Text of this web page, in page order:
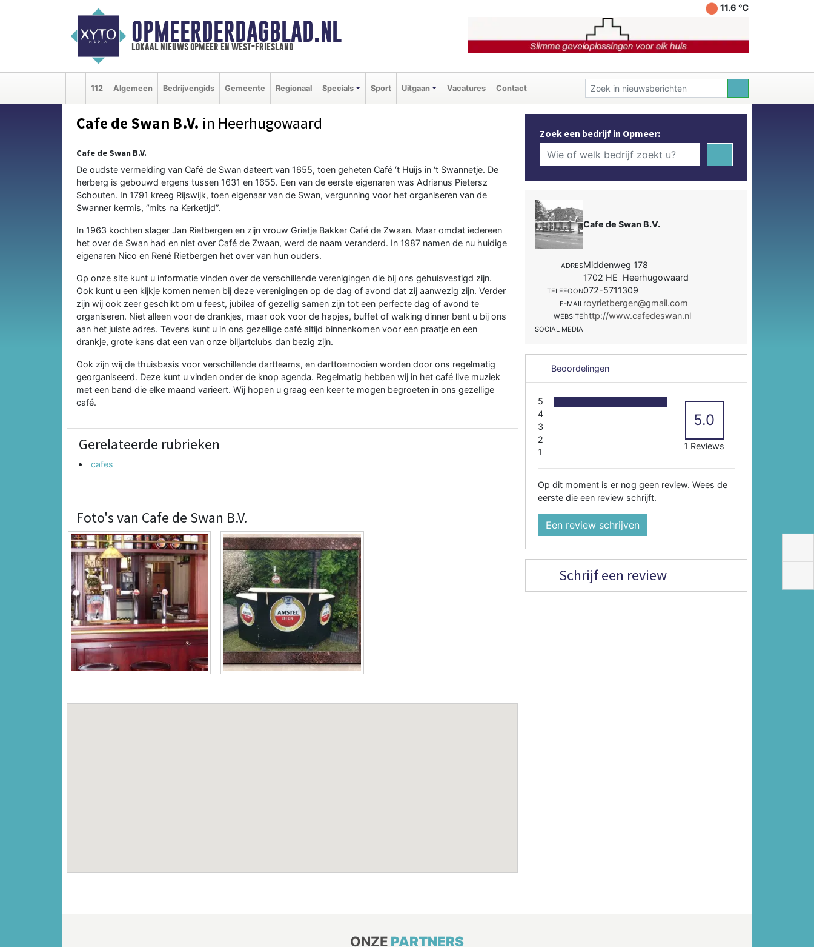
OPMEERDERDAGBLAD.NL
lokaal nieuws opmeer en west-friesland
11.6 ℃
112 Algemeen Bedrijvengids Gemeente Regionaal Specials Sport Uitgaan Vacatures Contact
Cafe de Swan B.V. in Heerhugowaard
Cafe de Swan B.V.
De oudste vermelding van Café de Swan dateert van 1655, toen geheten Café ‘t Huijs in ‘t Swannetje. De
herberg is gebouwd ergens tussen 1631 en 1655. Een van de eerste eigenaren was Adrianus Pietersz
Schouten. In 1791 kreeg Rijswijk, toen eigenaar van de Swan, vergunning voor het organiseren van de
Swanner kermis, “mits na Kerketijd”.
In 1963 kochten slager Jan Rietbergen en zijn vrouw Grietje Bakker Café de Zwaan. Maar omdat iedereen
het over de Swan had en niet over Café de Zwaan, werd de naam veranderd. In 1987 namen de nu huidige
eigenaren Nico en René Rietbergen het over van hun ouders.
Op onze site kunt u informatie vinden over de verschillende verenigingen die bij ons gehuisvestigd zijn.
Ook kunt u een kijkje komen nemen bij deze verenigingen op de dag of avond dat zij aanwezig zijn. Verder
zijn wij ook zeer geschikt om u feest, jubilea of gezellig samen zijn tot een perfecte dag of avond te
organiseren. Niet alleen voor de drankjes, maar ook voor de hapjes, buffet of walking dinner bent u bij ons
aan het juiste adres. Tevens kunt u in ons gezellige café altijd binnenkomen voor een praatje en een
drankje, grote kans dat een van onze biljartclubs dan bezig zijn.
Ook zijn wij de thuisbasis voor verschillende dartteams, en darttoernooien worden door ons regelmatig
georganiseerd. Deze kunt u vinden onder de knop agenda. Regelmatig hebben wij in het café live muziek
met een band die elke maand varieert. Wij hopen u graag een keer te mogen begroeten in ons gezellige
café.
Gerelateerde rubrieken
cafes
Foto's van Cafe de Swan B.V.
Zoek een bedrijf in Opmeer:
Cafe de Swan B.V.
ADRESMiddenweg 178
1702 HE Heerhugowaard
TELEFOON072-5711309
E-MAILroyrietbergen@gmail.com
WEBSITEhttp://www.cafedeswan.nl
SOCIAL MEDIA
Beoordelingen
5
4
3
2
1
5.0
1 Reviews
Op dit moment is er nog geen review. Wees de
eerste die een review schrijft.
Een review schrijven
Schrijf een review
ONZE PARTNERS